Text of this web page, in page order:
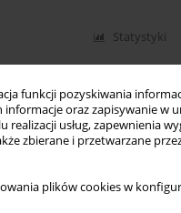
funkcji pozyskiwania
oraz zapisywanie w
realizacji usług, zapewnienia
zbierane i przetwarzane
plików cookies w
Statystyki